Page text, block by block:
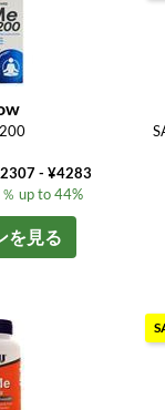
- ¥4283
up to 44%
を見る